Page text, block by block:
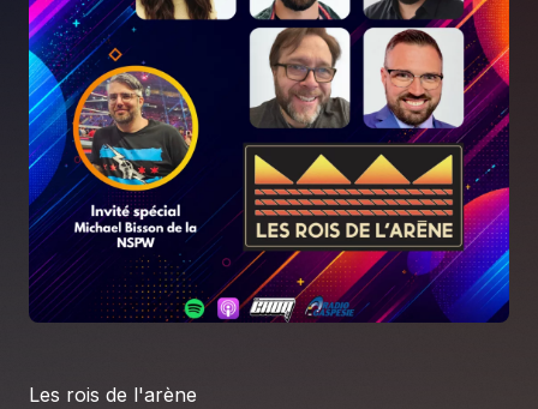
Palmarès
À propos
S'impliquer
Carrière
Location studio
Les rois de l'arène